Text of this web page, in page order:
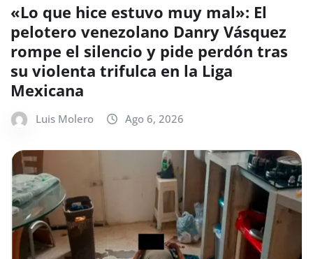
«Lo que hice estuvo muy mal»: El
pelotero venezolano Danry Vásquez
rompe el silencio y pide perdón tras
su violenta trifulca en la Liga
Mexicana
Luis Molero Ago 6, 2026